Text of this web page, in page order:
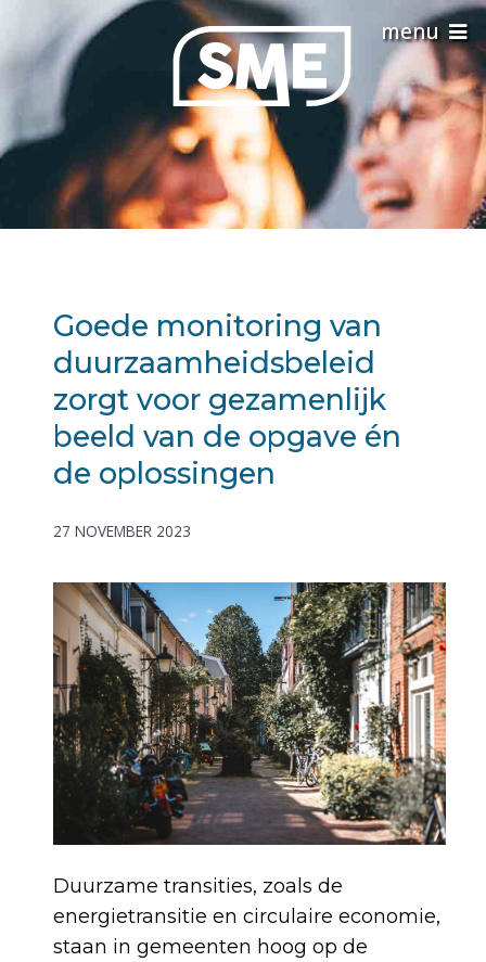
Goede monitoring van
duurzaamheidsbeleid
zorgt voor gezamenlijk
beeld van de opgave én
de oplossingen
27 NOVEMBER 2023
Duurzame transities, zoals de
energietransitie en circulaire economie,
staan in gemeenten hoog op de